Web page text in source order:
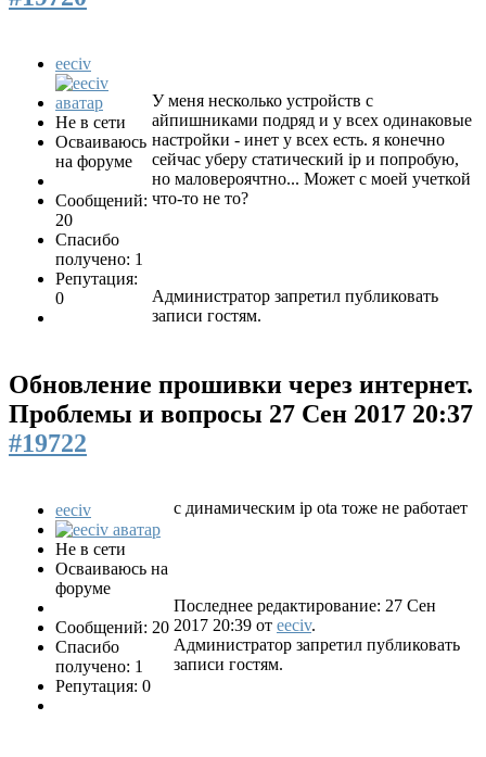
eeciv
Не в сети
Осваиваюсь
на форуме
Сообщений:
20
Спасибо
получено: 1
Репутация:
0
У меня несколько устройств с
айпишниками подряд и у всех одинаковые
настройки - инет у всех есть. я конечно
сейчас уберу статический ip и попробую,
но маловероячтно... Может с моей учеткой
что-то не то?
Администратор запретил публиковать
записи гостям.
Обновление прошивки через интернет.
Проблемы и вопросы 27 Сен 2017 20:37
#19722
eeciv
Не в сети
Осваиваюсь на
форуме
Сообщений: 20
Спасибо
получено: 1
Репутация: 0
с динамическим ip ota тоже не работает
Последнее редактирование: 27 Сен
2017 20:39 от eeciv.
Администратор запретил публиковать
записи гостям.